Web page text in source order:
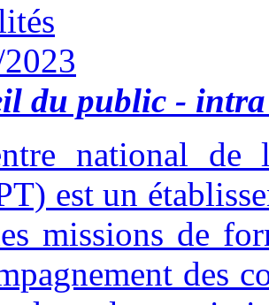
du public -
national de
est un
missions de
des